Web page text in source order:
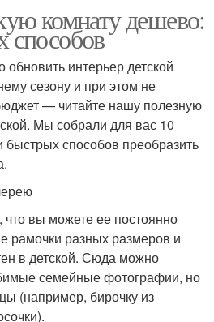
комнату дешево:
способов
обновить интерьер детской
сезону и при этом не
— читайте нашу полезную
Мы собрали для вас 10
способов преобразить
вы можете ее постоянно
рамочки разных размеров и
в детской. Сюда можно
семейные фотографии, но
(например, бирочку из